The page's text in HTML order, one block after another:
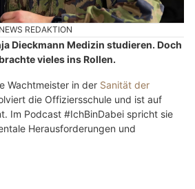
REDAKTION
Dieckmann Medizin studieren. Doch
vieles ins Rollen.
Wachtmeister in der Sanität der
die Offiziersschule und ist auf
Im Podcast #IchBinDabei spricht sie
Herausforderungen und